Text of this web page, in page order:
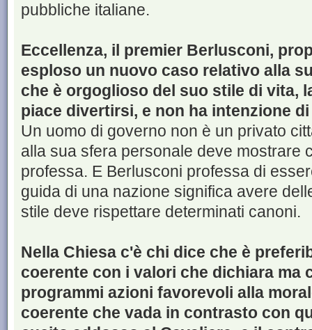
pubbliche italiane.
Eccellenza, il premier Berlusconi,
esploso un nuovo caso relativo alla
che è orgoglioso del suo stile di vita,
piace divertirsi, e non ha intenzione
Un uomo di governo non è un privato
alla sua sfera personale deve mostrare
professa. E Berlusconi professa di
guida di una nazione significa avere
stile deve rispettare determinati canoni.
Nella Chiesa c'è chi dice che è
coerente con i valori che dichiara ma
programmi azioni favorevoli alla
coerente che vada in contrasto con